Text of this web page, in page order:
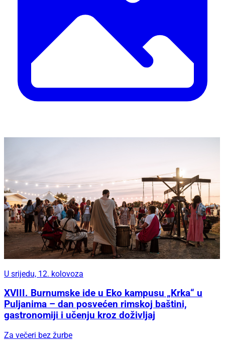
U srijedu, 12. kolovoza
XVIII. Burnumske ide u Eko kampusu „Krka“ u
Puljanima – dan posvećen rimskoj baštini,
gastronomiji i učenju kroz doživljaj
Za večeri bez žurbe